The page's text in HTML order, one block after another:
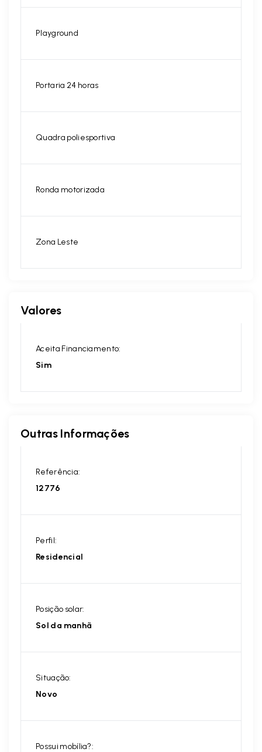
Playground
Portaria 24 horas
Quadra poliesportiva
Ronda motorizada
Zona Leste
Valores
Aceita Financiamento:
Sim
Outras Informações
Referência:
12776
Perfil:
Residencial
Posição solar:
Sol da manhã
Situação:
Novo
Possui mobília?: